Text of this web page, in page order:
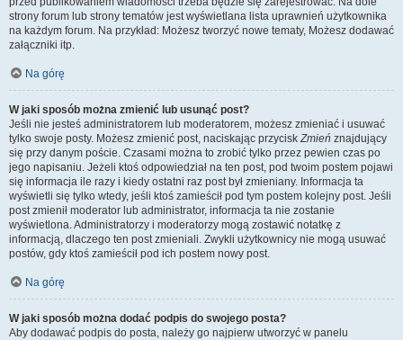
strony forum lub strony tematów jest wyświetlana lista uprawnień użytkownika
na każdym forum. Na przykład: Możesz tworzyć nowe tematy, Możesz dodawać
załączniki itp.
Na górę
W jaki sposób można zmienić lub usunąć post?
Jeśli nie jesteś administratorem lub moderatorem, możesz zmieniać i usuwać
tylko swoje posty. Możesz zmienić post, naciskając przyciskZmień znajdujący
się przy danym poście. Czasami można to zrobić tylko przez pewien czas po
jego napisaniu. Jeżeli ktoś odpowiedział na ten post, pod twoim postem pojawi
się informacja ile razy i kiedy ostatni raz post był zmieniany. Informacja ta
wyświetli się tylko wtedy, jeśli ktoś zamieścił pod tym postem kolejny post. Jeśli
post zmienił moderator lub administrator, informacja ta nie zostanie
wyświetlona. Administratorzy i moderatorzy mogą zostawić notatkę z
informacją, dlaczego ten post zmieniali. Zwykli użytkownicy nie mogą usuwać
postów, gdy ktoś zamieścił pod ich postem nowy post.
Na górę
W jaki sposób można dodać podpis do swojego posta?
Aby dodawać podpis do posta, należy go najpierw utworzyć w panelu